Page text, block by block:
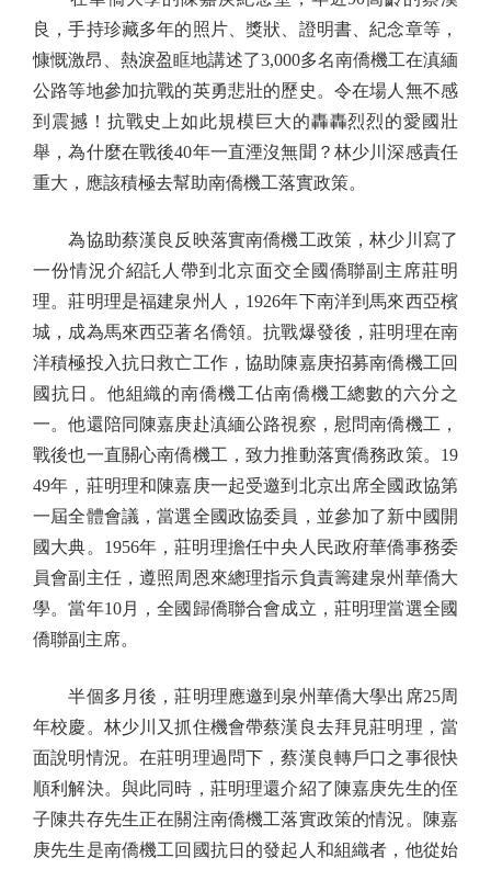
良，手持珍藏多年的照片、獎狀、證明書、紀念章等，
慷慨激昂、熱淚盈眶地講述了3,000多名南僑機工在滇緬
公路等地參加抗戰的英勇悲壯的歷史。令在場人無不感
到震撼！抗戰史上如此規模巨大的轟轟烈烈的愛國壯
舉，為什麼在戰後40年一直湮沒無聞？林少川深感責任
重大，應該積極去幫助南僑機工落實政策。
為協助蔡漢良反映落實南僑機工政策，林少川寫了
一份情況介紹託人帶到北京面交全國僑聯副主席莊明
理。莊明理是福建泉州人，1926年下南洋到馬來西亞檳
城，成為馬來西亞著名僑領。抗戰爆發後，莊明理在南
洋積極投入抗日救亡工作，協助陳嘉庚招募南僑機工回
國抗日。他組織的南僑機工佔南僑機工總數的六分之
一。他還陪同陳嘉庚赴滇緬公路視察，慰問南僑機工，
戰後也一直關心南僑機工，致力推動落實僑務政策。19
49年，莊明理和陳嘉庚一起受邀到北京出席全國政協第
一屆全體會議，當選全國政協委員，並參加了新中國開
國大典。1956年，莊明理擔任中央人民政府華僑事務委
員會副主任，遵照周恩來總理指示負責籌建泉州華僑大
學。當年10月，全國歸僑聯合會成立，莊明理當選全國
僑聯副主席。
半個多月後，莊明理應邀到泉州華僑大學出席25周
年校慶。林少川又抓住機會帶蔡漢良去拜見莊明理，當
面說明情況。在莊明理過問下，蔡漢良轉戶口之事很快
順利解決。與此同時，莊明理還介紹了陳嘉庚先生的侄
子陳共存先生正在關注南僑機工落實政策的情況。陳嘉
庚先生是南僑機工回國抗日的發起人和組織者，他從始